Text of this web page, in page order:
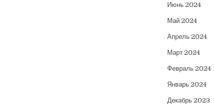
Июнь 2024
Май 2024
Апрель 2024
Март 2024
Февраль 2024
Январь 2024
Декабрь 2023